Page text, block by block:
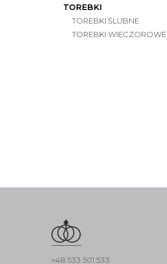
TOREBKI
TOREBKI ŚLUBNE
TOREBKI WIECZOROWE
+48 533 501 533